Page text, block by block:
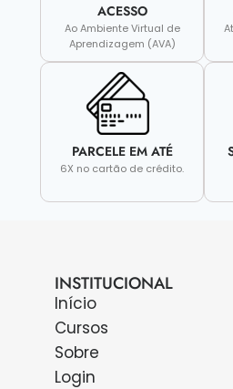
ACESSO
Ao Ambiente Virtual de
Aprendizagem (AVA)
PARCELE EM ATÉ
6X no cartão de crédito.
INSTITUCIONAL
Início
Cursos
Sobre
Login